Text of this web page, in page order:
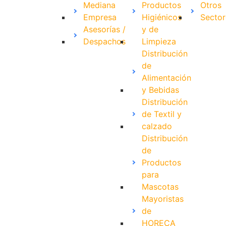
Mediana
Empresa
Asesorías /
Despachos
Productos
Higiénicos
y de
Limpieza
Distribución
de
Alimentación
y Bebidas
Distribución
de Textil y
calzado
Distribución
de
Productos
para
Mascotas
Mayoristas
de
HORECA
Otros